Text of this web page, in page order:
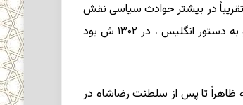
به طوری که تقریباً در بیشتر حوادث سیاسی نقش
داشت (مرتضوی برازجانی ، ص ۱۱۴؛ بامداد؛ ایرانیکا ، همانجاها). یکی از اولین اقدامات او اعتراض به تبعید علما از عتبات توسط حکومت عراق و به دستور انگلیس ، در ۱۳۰۲ ش بود
داشت . با اینهمه ظاهراً تا پس از سلطنت رضاشاه در